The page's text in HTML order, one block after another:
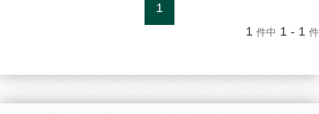
1
1 件中 1 - 1 件